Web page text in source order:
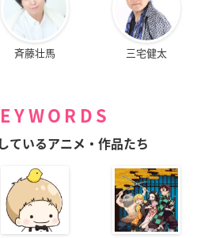
斉藤壮馬 三宅健太
ているアニメ・作品たち